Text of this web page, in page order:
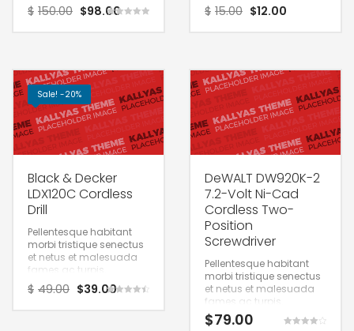
$ 150.00 $98.00 $ 15.00 $12.00
Sale! -20%
Black & Decker
LDX120C Cordless
Drill
Pellentesque habitant
morbi tristique senectus
et netus et malesuada
fames ac turpis.
$ 49.00 $39.00
DeWALT DW920K-2
7.2-Volt Ni-Cad
Cordless Two-
Position
Screwdriver
Pellentesque habitant
morbi tristique senectus
et netus et malesuada
fames ac turpis.
$79.00